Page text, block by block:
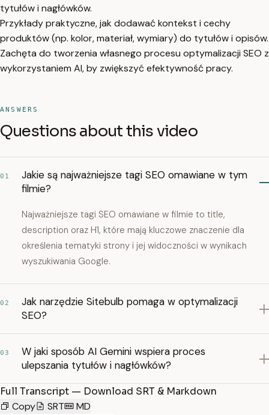
tytułów i nagłówków.
Przykłady praktyczne, jak dodawać kontekst i cechy
produktów (np. kolor, materiał, wymiary) do tytułów i opisów.
Zachęta do tworzenia własnego procesu optymalizacji SEO z
wykorzystaniem AI, by zwiększyć efektywność pracy.
ANSWERS
Questions about this video
01
Jakie są najważniejsze tagi SEO omawiane w tym
filmie?
Najważniejsze tagi SEO omawiane w filmie to title,
description oraz H1, które mają kluczowe znaczenie dla
określenia tematyki strony i jej widoczności w wynikach
wyszukiwania Google.
02
Jak narzędzie Sitebulb pomaga w optymalizacji
SEO?
03
W jaki sposób AI Gemini wspiera proces
ulepszania tytułów i nagłówków?
Full Transcript — Download SRT & Markdown
Copy
SRT MD